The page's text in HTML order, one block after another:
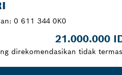
0 611 344 0K0
21.000.000
direkomendasikan tidak